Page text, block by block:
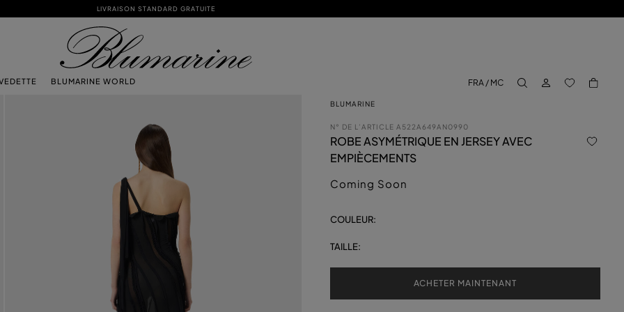
LIVRAISON STANDARD GRATUITE
BLUMARINE WORLD
FRA / MC
CONNECTEZ-
BACK TO
BLUMARINE
N° DE L’ARTICLE A522A649AN0990
ROBE ASYMÉTRIQUE EN JERSEY AVEC
EMPIÈCEMENTS
Coming Soon
COULEUR:
TAILLE:
ACHETER MAINTENANT